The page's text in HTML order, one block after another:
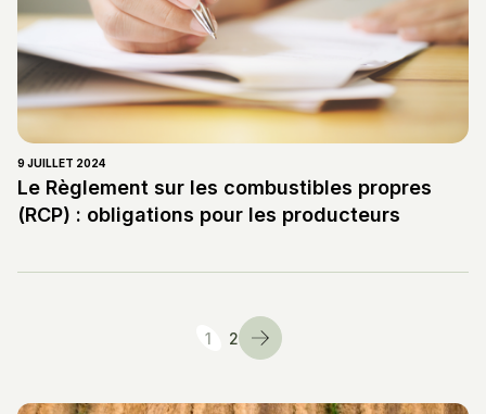
9 JUILLET 2024
Le Règlement sur les combustibles propres
(RCP) : obligations pour les producteurs
1 2